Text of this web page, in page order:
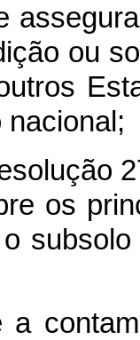
ou
nacional;
os
a